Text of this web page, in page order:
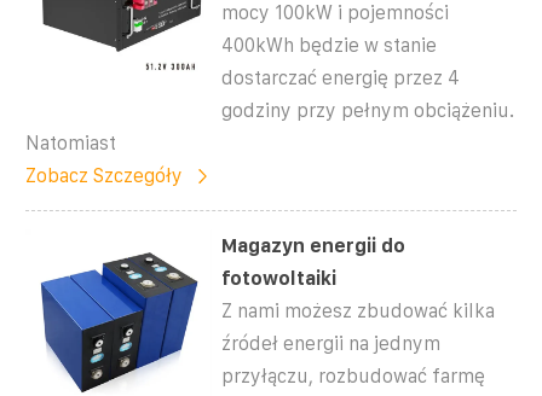
mocy 100kW i pojemności
400kWh będzie w stanie
dostarczać energię przez 4
godziny przy pełnym obciążeniu.
Natomiast
Zobacz Szczegóły
Magazyn energii do
fotowoltaiki
Z nami możesz zbudować kilka
źródeł energii na jednym
przyłączu, rozbudować farmę